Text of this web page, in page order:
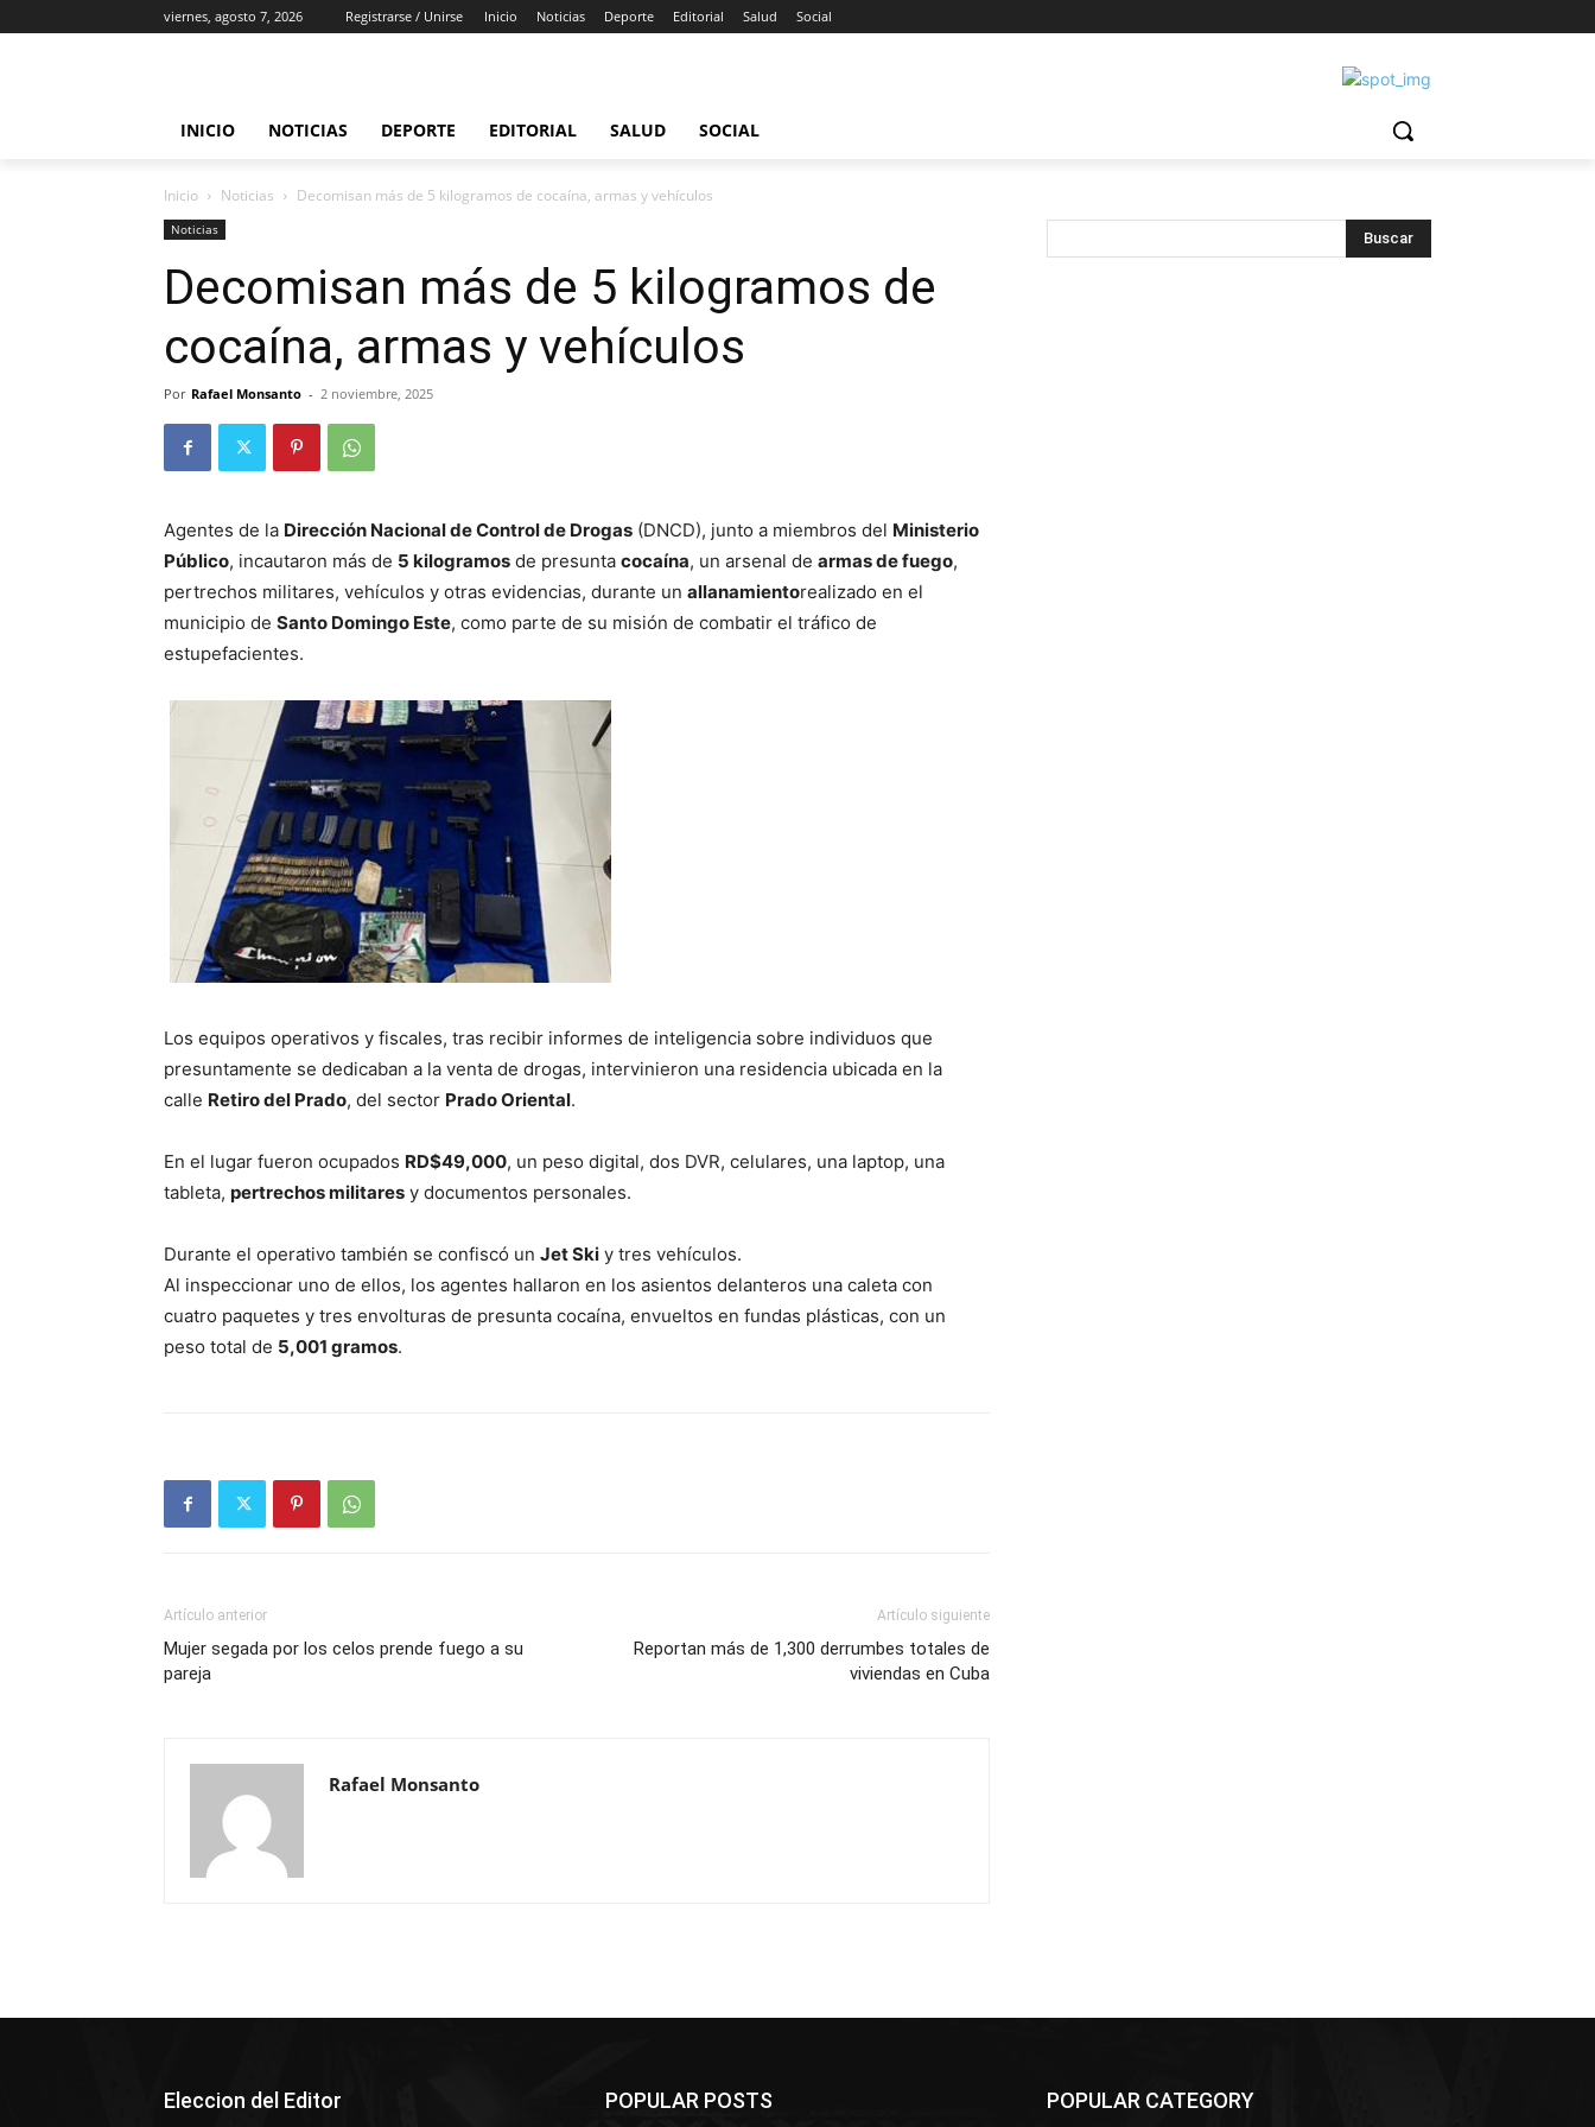
viernes, agosto 7, 2026 Registrarse / Unirse Inicio Noticias Deporte Editorial Salud Social
INICIO NOTICIAS DEPORTE EDITORIAL SALUD SOCIAL
Inicio Noticias Decomisan más de 5 kilogramos de cocaína, armas y vehículos
Noticias
Decomisan más de 5 kilogramos de
cocaína, armas y vehículos
Por Rafael Monsanto - 2 noviembre, 2025
Agentes de la Dirección Nacional de Control de Drogas (DNCD), junto a miembros del Ministerio
Público, incautaron más de 5 kilogramos de presunta cocaína, un arsenal de armas de fuego,
pertrechos militares, vehículos y otras evidencias, durante un allanamientorealizado en el
municipio de Santo Domingo Este, como parte de su misión de combatir el tráfico de
estupefacientes.
Los equipos operativos y fiscales, tras recibir informes de inteligencia sobre individuos que
presuntamente se dedicaban a la venta de drogas, intervinieron una residencia ubicada en la
calle Retiro del Prado, del sector Prado Oriental.
En el lugar fueron ocupados RD$49,000, un peso digital, dos DVR, celulares, una laptop, una
tableta, pertrechos militares y documentos personales.
Durante el operativo también se confiscó un Jet Ski y tres vehículos.
Al inspeccionar uno de ellos, los agentes hallaron en los asientos delanteros una caleta con
cuatro paquetes y tres envolturas de presunta cocaína, envueltos en fundas plásticas, con un
peso total de 5,001 gramos.
Artículo anterior
Mujer segada por los celos prende fuego a su
pareja
Artículo siguiente
Reportan más de 1,300 derrumbes totales de
viviendas en Cuba
Rafael Monsanto
Eleccion del Editor POPULAR POSTS POPULAR CATEGORY